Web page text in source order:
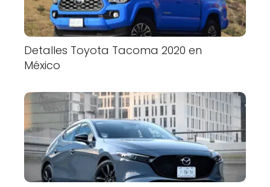
Detalles Toyota Tacoma 2020 en
México